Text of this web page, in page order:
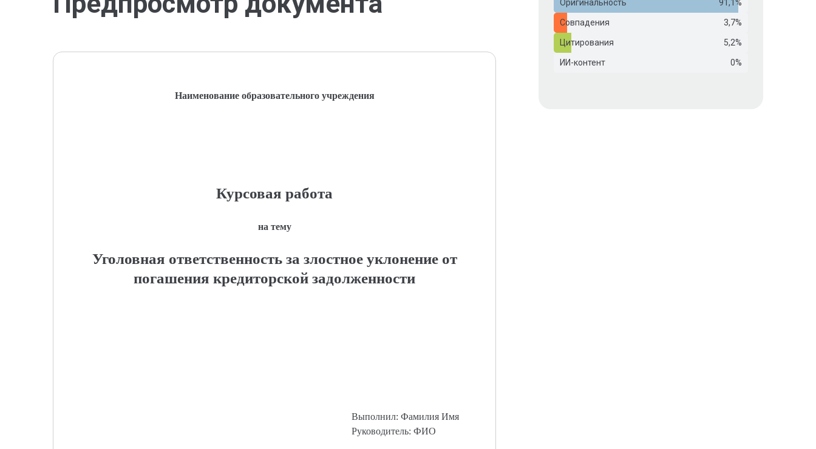
Наименование образовательного учреждения
Курсовая работа
на тему
Уголовная ответственность за злостное уклонение от
погашения кредиторской задолженности
Выполнил: Фамилия Имя
Руководитель: ФИО
Оригинальность 91,1%
Совпадения 3,7%
Цитирования 5,2%
ИИ-контент 0%